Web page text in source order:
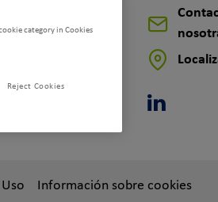
Información sobre cookies
category in Cookies
Reject Cookies